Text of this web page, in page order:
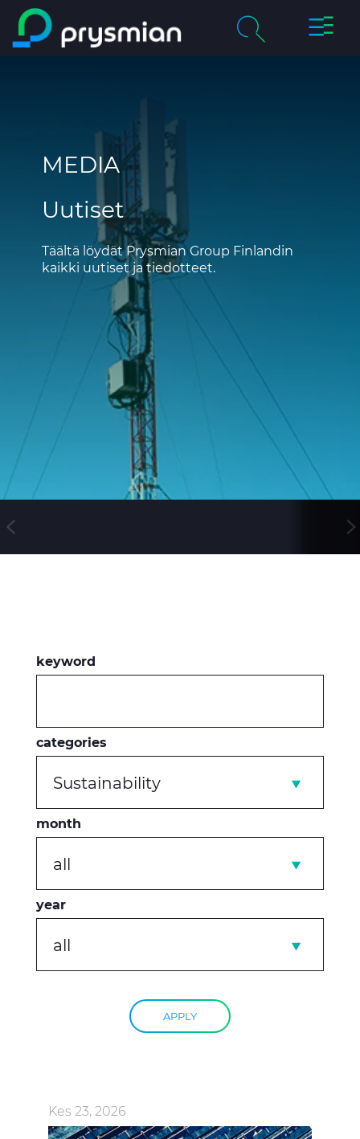
prysmian.skip_to_main_content
Tuotteet & palvelut
Vastuullisuus
Ura Prysmianilla
Uutiset
Yhteystiedot
MEDIA
Uutiset
Täältä löydät Prysmian Group Finlandin
kaikki uutiset ja tiedotteet.
keyword
categories
Sustainability
month
all
year
all
APPLY
Kes 23, 2026